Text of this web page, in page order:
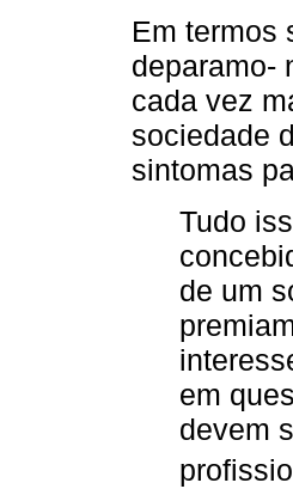
Em termos
deparamo-
cada vez
sociedade
sintomas
Tudo
de um
em
devem